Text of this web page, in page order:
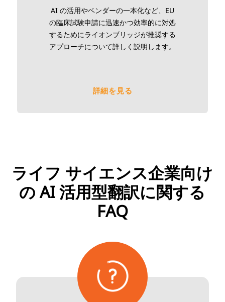
AI の活用やベンダーの一本化など、EU
の臨床試験申請に迅速かつ効率的に対処
するためにライオンブリッジが推奨する
アプローチについて詳しく説明します。
詳細を見る
ライフ サイエンス企業向け
の AI 活用型翻訳に関する
FAQ